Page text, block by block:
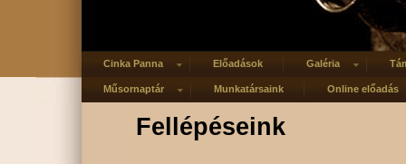
Cinka Panna Előadások Galéria
Műsornaptár Munkatársaink Online előadás
Fellépéseink